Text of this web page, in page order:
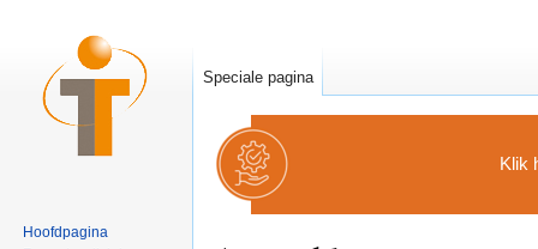
Klik
Speciale pagina
Hoofdpagina